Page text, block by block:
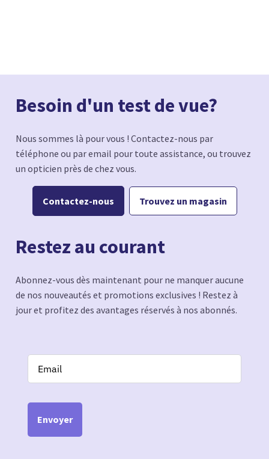
Besoin d'un test de vue?
Nous sommes là pour vous ! Contactez-nous par
téléphone ou par email pour toute assistance, ou trouvez
un opticien près de chez vous.
Contactez-nous Trouvez un magasin
Restez au courant
Abonnez-vous dès maintenant pour ne manquer aucune
de nos nouveautés et promotions exclusives ! Restez à
jour et profitez des avantages réservés à nos abonnés.
Envoyer